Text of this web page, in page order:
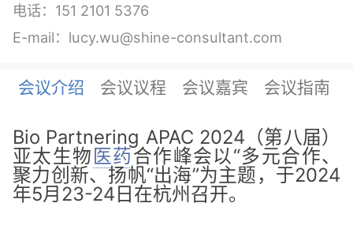
电话：151 2101 5376
E-mail：lucy.wu@shine-consultant.com
会议介绍 会议议程 会议嘉宾 会议指南
Bio Partnering APAC 2024（第八届）
亚太生物 医药合作峰会以“多元合作、
聚力创新、扬帆“出海”为主题，于2024
年5月23-24日在杭州召开。